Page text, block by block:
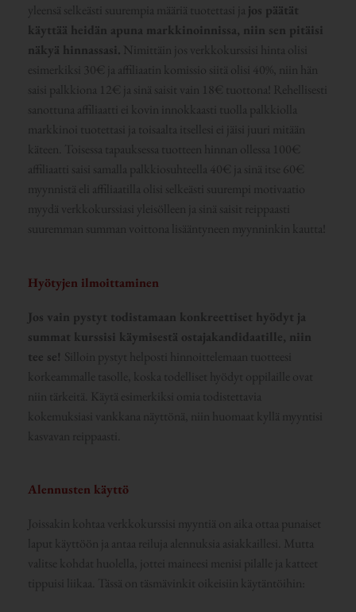
yleensä selkeästi suurempia määriä tuotettasi ja jos päätät
käyttää heidän apuna markkinoinnissa, niin sen pitäisi
näkyä hinnassasi. Nimittäin jos verkkokurssisi hinta olisi
esimerkiksi 30€ ja affiliaatin komissio siitä olisi 40%, niin hän
saisi palkkiona 12€ ja sinä saisit vain 18€ tuottona! Rehellisesti
sanottuna affiliaatti ei kovin innokkaasti tuolla palkkiolla
markkinoi tuotettasi ja toisaalta itsellesi ei jäisi juuri mitään
käteen. Toisessa tapauksessa tuotteen hinnan ollessa 100€
affiliaatti saisi samalla palkkiosuhteella 40€ ja sinä itse 60€
myynnistä eli affiliaatilla olisi selkeästi suurempi motivaatio
myydä verkkokurssiasi yleisölleen ja sinä saisit reippaasti
suuremman summan voittona lisääntyneen myynninkin kautta!
Hyötyjen ilmoittaminen
Jos vain pystyt todistamaan konkreettiset hyödyt ja
summat kurssisi käymisestä ostajakandidaatille, niin
tee se! Silloin pystyt helposti hinnoittelemaan tuotteesi
korkeammalle tasolle, koska todelliset hyödyt oppilaille ovat
niin tärkeitä. Käytä esimerkiksi omia todistettavia
kokemuksiasi vankkana näyttönä, niin huomaat kyllä myyntisi
kasvavan reippaasti.
Alennusten käyttö
Joissakin kohtaa verkkokurssisi myyntiä on aika ottaa punaiset
laput käyttöön ja antaa reiluja alennuksia asiakkaillesi. Mutta
valitse kohdat huolella, jottei maineesi menisi pilalle ja katteet
tippuisi liikaa. Tässä on täsmävinkit oikeisiin käytäntöihin: